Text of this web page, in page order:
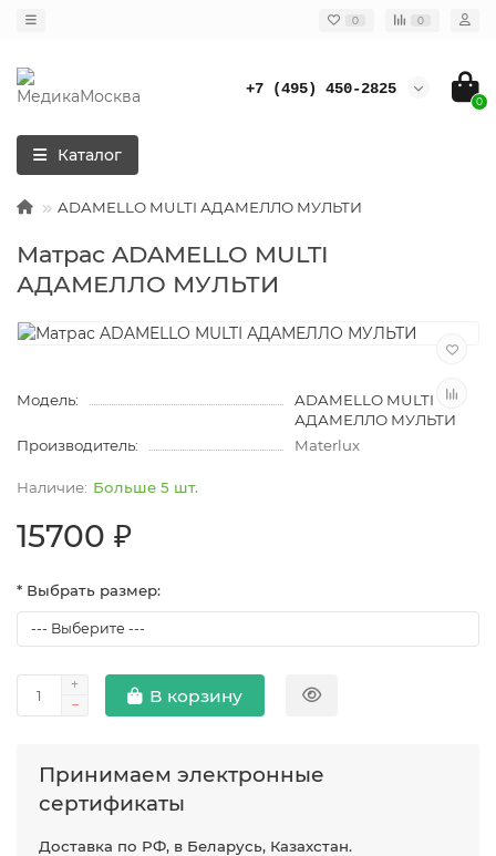
0 0
+7 (495) 450-2825
0
Каталог
ADAMELLO MULTI АДАМЕЛЛО МУЛЬТИ
Матрас ADAMELLO MULTI
АДАМЕЛЛО МУЛЬТИ
Модель:
ADAMELLO MULTI
АДАМЕЛЛО МУЛЬТИ
Производитель:
Materlux
Больше 5 шт.
15700 ₽
* Выбрать размер:
В корзину
Принимаем электронные
сертификаты
Доставка по РФ, в Беларусь, Казахстан.